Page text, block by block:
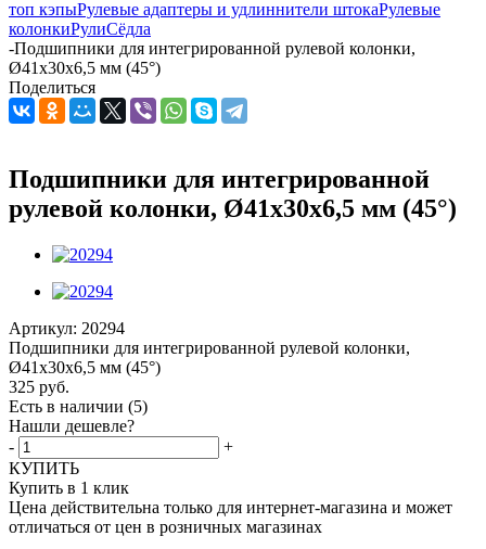
топ кэпыРулевые адаптеры и удлиннители штокаРулевые
колонкиРулиСёдла
-Подшипники для интегрированной рулевой колонки,
Ø41х30x6,5 мм (45°)
Поделиться
Подшипники для интегрированной
рулевой колонки, Ø41х30x6,5 мм (45°)
Артикул: 20294
Подшипники для интегрированной рулевой колонки,
Ø41х30x6,5 мм (45°)
325 руб.
Есть в наличии (5)
Нашли дешевле?
-
+
КУПИТЬ
Купить в 1 клик
Цена действительна только для интернет-магазина и может
отличаться от цен в розничных магазинах